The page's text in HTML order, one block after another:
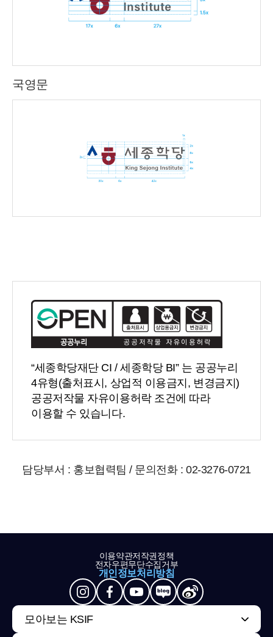
국영문
“세종학당재단 CI / 세종학당 BI” 는 공공누리
4유형(출처표시, 상업적 이용금지, 변경금지)
공공저작물 자유이용허락 조건에 따라
이용할 수 있습니다.
담당부서 : 홍보협력팀 / 문의전화 : 02-3276-0721
이용약관저작권정책
전자우편무단수집거부
개인정보처리방침
모아보는 KSIF